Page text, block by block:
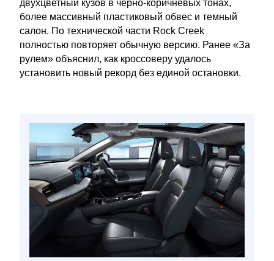
двухцветный кузов в черно-коричневых тонах,
более массивный пластиковый обвес и темный
салон. По технической части Rock Creek
полностью повторяет обычную версию. Ранее «За
рулем» объяснил, как кроссоверу удалось
установить новый рекорд без единой остановки.